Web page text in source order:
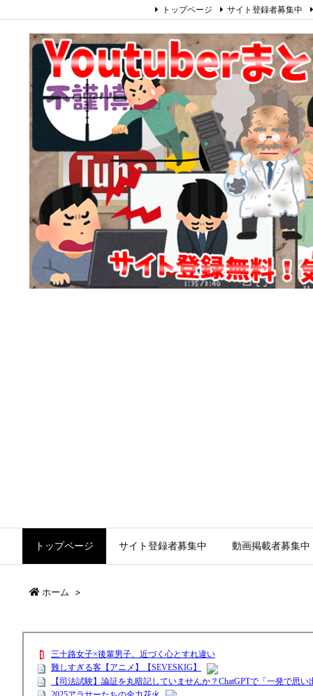
トップページ サイト登録者募集中 動画掲載者募集中
トップページ サイト登録者募集中
ホーム >